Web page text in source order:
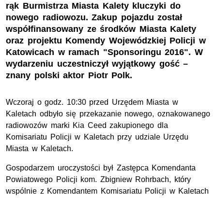
rąk Burmistrza Miasta Kalety kluczyki do
nowego radiowozu. Zakup pojazdu został
współfinansowany ze środków Miasta Kalety
oraz projektu Komendy Wojewódzkiej Policji w
Katowicach w ramach "Sponsoringu 2016". W
wydarzeniu uczestniczył wyjątkowy gość –
znany polski aktor Piotr Polk.
Wczoraj o godz. 10:30 przed Urzędem Miasta w
Kaletach odbyło się przekazanie nowego, oznakowanego
radiowozów marki Kia Ceed zakupionego dla
Komisariatu Policji w Kaletach przy udziale Urzędu
Miasta w Kaletach.
Gospodarzem uroczystości był Zastępca Komendanta
Powiatowego Policji kom. Zbigniew Rohrbach, który
wspólnie z Komendantem Komisariatu Policji w Kaletach